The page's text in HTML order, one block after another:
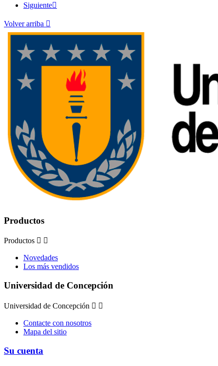
Siguiente
Volver arriba 
Productos
Productos  
Novedades
Los más vendidos
Universidad de Concepción
Universidad de Concepción  
Contacte con nosotros
Mapa del sitio
Su cuenta